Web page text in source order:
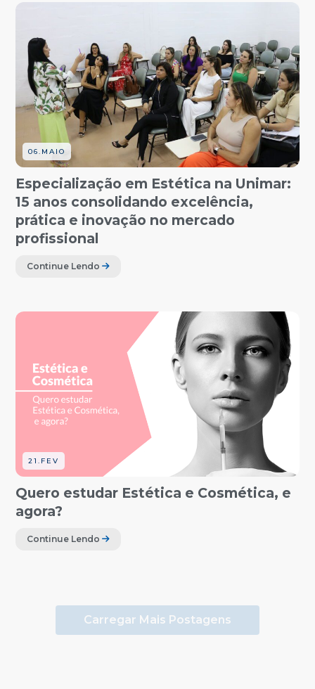
06.MAIO
Especialização em Estética na Unimar:
15 anos consolidando excelência,
prática e inovação no mercado
profissional
Continue Lendo
21.FEV
Quero estudar Estética e Cosmética, e
agora?
Continue Lendo
Carregar Mais Postagens